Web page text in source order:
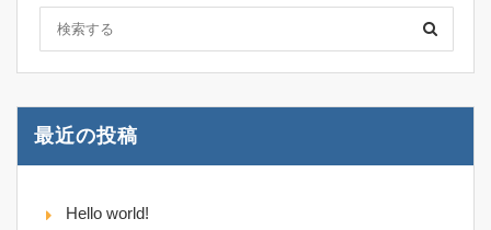
最近の投稿
Hello world!